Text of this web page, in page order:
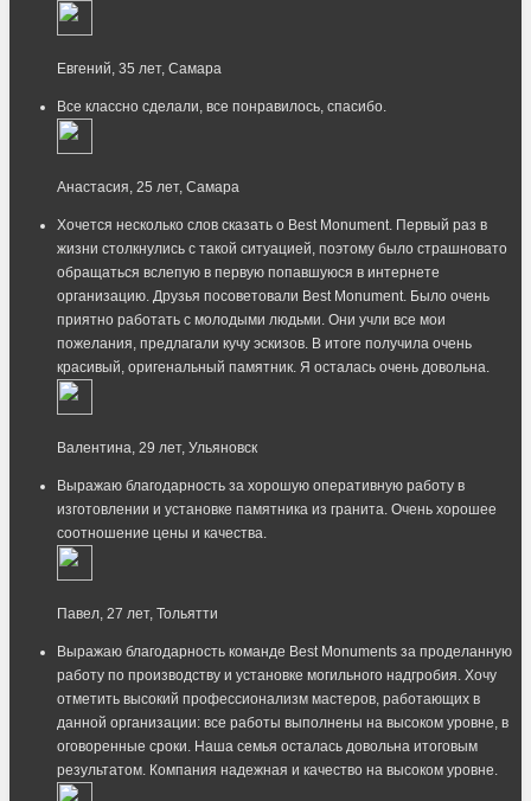
Евгений, 35 лет, Самара
Все классно сделали, все понравилось, спасибо.
Анастасия, 25 лет, Самара
Хочется несколько слов сказать о Best Monument. Первый раз в
жизни столкнулись с такой ситуацией, поэтому было страшновато
обращаться вслепую в первую попавшуюся в интернете
организацию. Друзья посоветовали Best Monument. Было очень
приятно работать с молодыми людьми. Они учли все мои
пожелания, предлагали кучу эскизов. В итоге получила очень
красивый, оригенальный памятник. Я осталась очень довольна.
Валентина, 29 лет, Ульяновск
Выражаю благодарность за хорошую оперативную работу в
изготовлении и установке памятника из гранита. Очень хорошее
соотношение цены и качества.
Павел, 27 лет, Тольятти
Выражаю благодарность команде Best Monuments за проделанную
работу по производству и установке могильного надгробия. Хочу
отметить высокий профессионализм мастеров, работающих в
данной организации: все работы выполнены на высоком уровне, в
оговоренные сроки. Наша семья осталась довольна итоговым
результатом. Компания надежная и качество на высоком уровне.